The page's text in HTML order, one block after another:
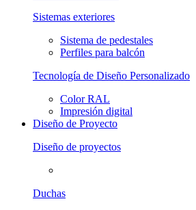
Sistemas exteriores
Sistema de pedestales
Perfiles para balcón
Tecnología de Diseño Personalizado
Color RAL
Impresión digital
Diseño de Proyecto
Diseño de proyectos
Duchas